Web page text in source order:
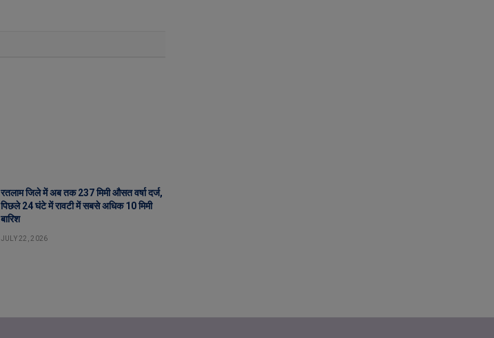
रतलाम जिले में अब तक 237 मिमी औसत वर्षा दर्ज,
पिछले 24 घंटे में रावटी में सबसे अधिक 10 मिमी
बारिश
JULY 22, 2026